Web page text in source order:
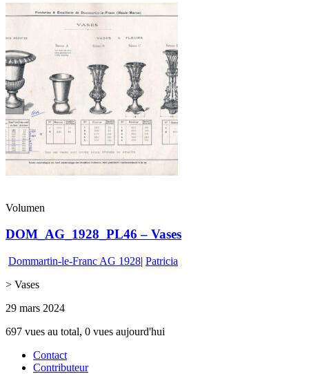
Volumen
DOM_AG_1928_PL46 – Vases
Dommartin-le-Franc AG 1928| Patricia
> Vases
29 mars 2024
697 vues au total, 0 vues aujourd'hui
Contact
Contributeur